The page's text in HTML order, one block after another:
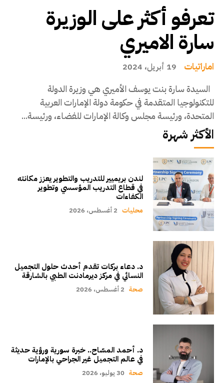
تعرفو أكثر على الوزيرة
سارة الاميري
اماراتيات 19 أبريل، 2024
السيدة سارة بنت يوسف الأميري هي وزيرة الدولة
للتكنولوجيا المتقدمة في حكومة دولة الإمارات العربية
المتحدة، ورئيسة مجلس وكالة الإمارات للفضاء، ورئيسة...
الأكثر شهرة
لندن بريميير للتدريب والتطوير يعزز مكانته
في قطاع التدريب المؤسسي وتطوير
الكفاءات
محليات 2 أغسطس، 2026
د. دعاء بركات تقدم أحدث حلول التجميل
النسائي في مركز ديرمادنت الطبي بالشارقة
صحة 2 أغسطس، 2026
د. أحمد المسّاح.. خبرة سورية ورؤية حديثة
في عالم التجميل غير الجراحي بالإمارات
صحة 30 يوليو، 2026